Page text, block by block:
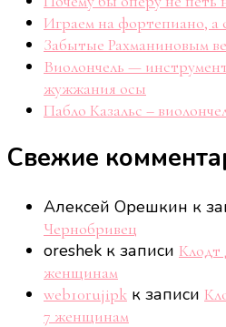
Играем на фортепиано,
Забытые Рахманиновым
Виолончель —
жужжания осы
Пабло Казальс –
Свежие
Алексей Орешкин к
Чернобривец
oreshek к записи Клодт
женщинам
web10rujipk к записи
7 женщинам